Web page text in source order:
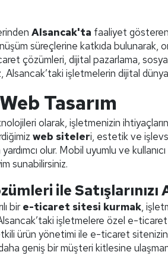
Alsancak'ta faaliyet gösteren
süreçlerine katkıda bulunarak,
çözümleri, dijital pazarlama,
Alsancak’taki işletmelerin dijital
Tasarım
olarak, işletmenizin
web siteleri, estetik ve
olur. Mobil uyumlu ve
sunabilirsiniz.
ile Satışlarınızı
bire-ticaret sitesi kurmak,
işletmelere özel e-
ürün yönetimi ile e-ticaret
daha geniş bir müşteri kitlesine